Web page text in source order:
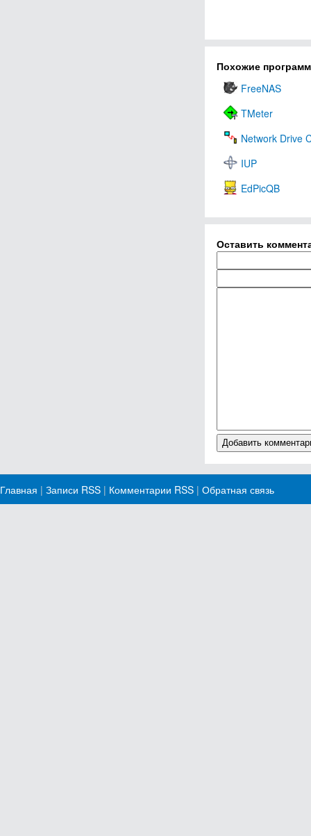
Похожие
FreeNAS
TMeter
Network Drive
IUP
EdPicQB
Оставить
Главная | Записи RSS | Комментарии RSS | Обратная связь